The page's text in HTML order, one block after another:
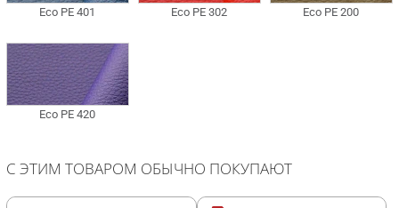
С ЭТИМ ТОВАРОМ ОБЫЧНО ПОКУПАЮТ